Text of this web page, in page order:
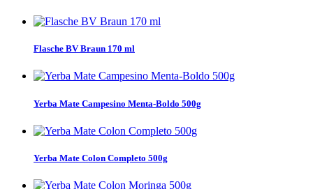
Flasche BV Braun 170 ml
Yerba Mate Campesino Menta-Boldo 500g
Yerba Mate Colon Completo 500g